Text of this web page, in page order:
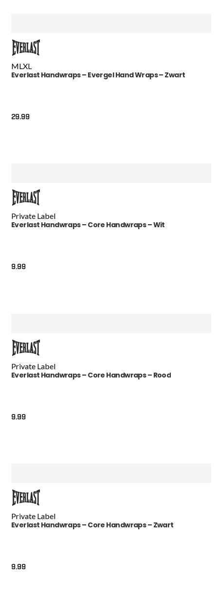
MLXL
Everlast Handwraps – Evergel Hand Wraps – Zwart
29.99
Private Label
Everlast Handwraps – Core Handwraps – Wit
9.99
Private Label
Everlast Handwraps – Core Handwraps – Rood
9.99
Private Label
Everlast Handwraps – Core Handwraps – Zwart
9.99